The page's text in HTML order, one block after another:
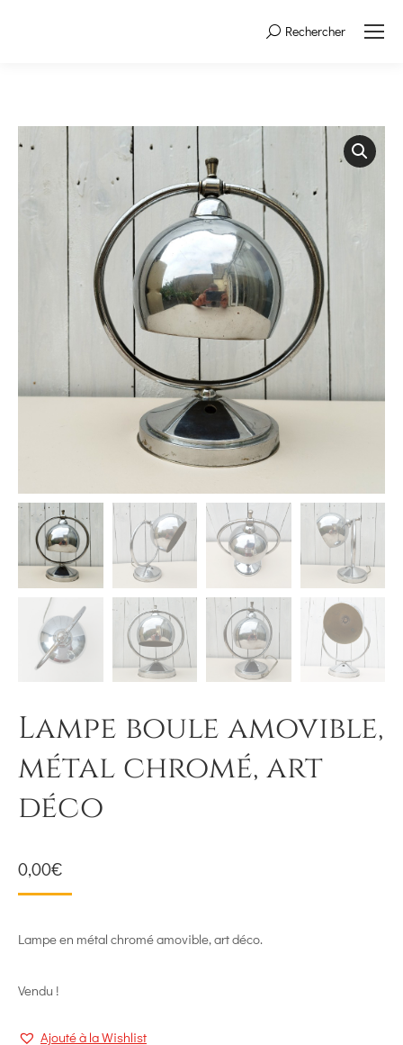
Search:Rechercher
Lampe boule amovible,
métal chromé, art
déco
0,00€
Lampe en métal chromé amovible, art déco.
Vendu !
Ajouté à la Wishlist